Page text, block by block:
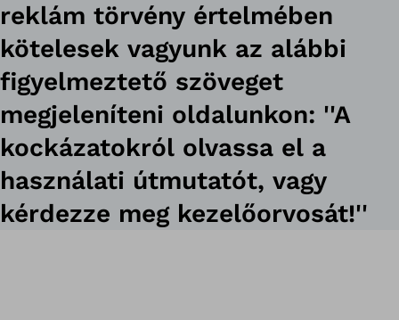
reklám törvény értelmében
kötelesek vagyunk az alábbi
figyelmeztető szöveget
megjeleníteni oldalunkon: ''A
kockázatokról olvassa el a
használati útmutatót, vagy
kérdezze meg kezelőorvosát!''